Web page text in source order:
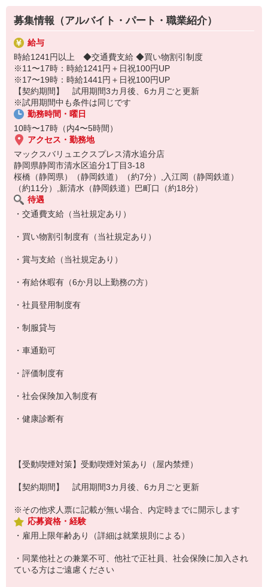
4月から新大学1年生になる方も大歓迎！！
とっても簡単なお仕事なのでどなたでもすぐに慣れますよ。
学校 / 家事 / 趣味の合間にしっかり稼げます！！
ゼロからしっかりお仕事をマスターできます！！
またマニュアルや先輩のサポートがあるので
困ったことはなんでもお気軽に相談してくださいね。
＜ママさんも応援！！ スーパーならこんなことも！！＞
お店では、子育てママやお仕事復帰の主婦さんも
たくさん活躍中！！ だから、学校の行事があって
お休みがほしいとか、シフトで困ったことがあっても、
気軽に相談できるのもうれしいですよね。
お仕事おわりにサクッと晩ごはんの買い物をして帰る
ママさんもたくさんいますよ！
募集情報（アルバイト・パート・職業紹介）
給与
時給1241円以上 ◆交通費支給 ◆買い物割引制度
※11〜17時：時給1241円＋日祝100円UP
※17〜19時：時給1441円＋日祝100円UP
【契約期間】 試用期間3カ月後、6カ月ごと更新
※試用期間中も条件は同じです
勤務時間・曜日
10時〜17時（内4〜5時間）
アクセス・勤務地
マックスバリュエクスプレス清水追分店
静岡県静岡市清水区追分1丁目3-18
桜橋（静岡県）（静岡鉄道）（約7分）,入江岡（静岡鉄道）
（約11分）,新清水（静岡鉄道）巴町口（約18分）
待遇
・交通費支給（当社規定あり）
・買い物割引制度有（当社規定あり）
・賞与支給（当社規定あり）
・有給休暇有（6か月以上勤務の方）
・社員登用制度有
・制服貸与
・車通勤可
・評価制度有
・社会保険加入制度有
・健康診断有
【受動喫煙対策】受動喫煙対策あり（屋内禁煙）
【契約期間】 試用期間3カ月後、6カ月ごと更新
※その他求人票に記載が無い場合、内定時までに開示します
応募資格・経験
・雇用上限年齢あり（詳細は就業規則による）
・同業他社との兼業不可、他社で正社員、社会保険に加入され
ている方はご遠慮ください